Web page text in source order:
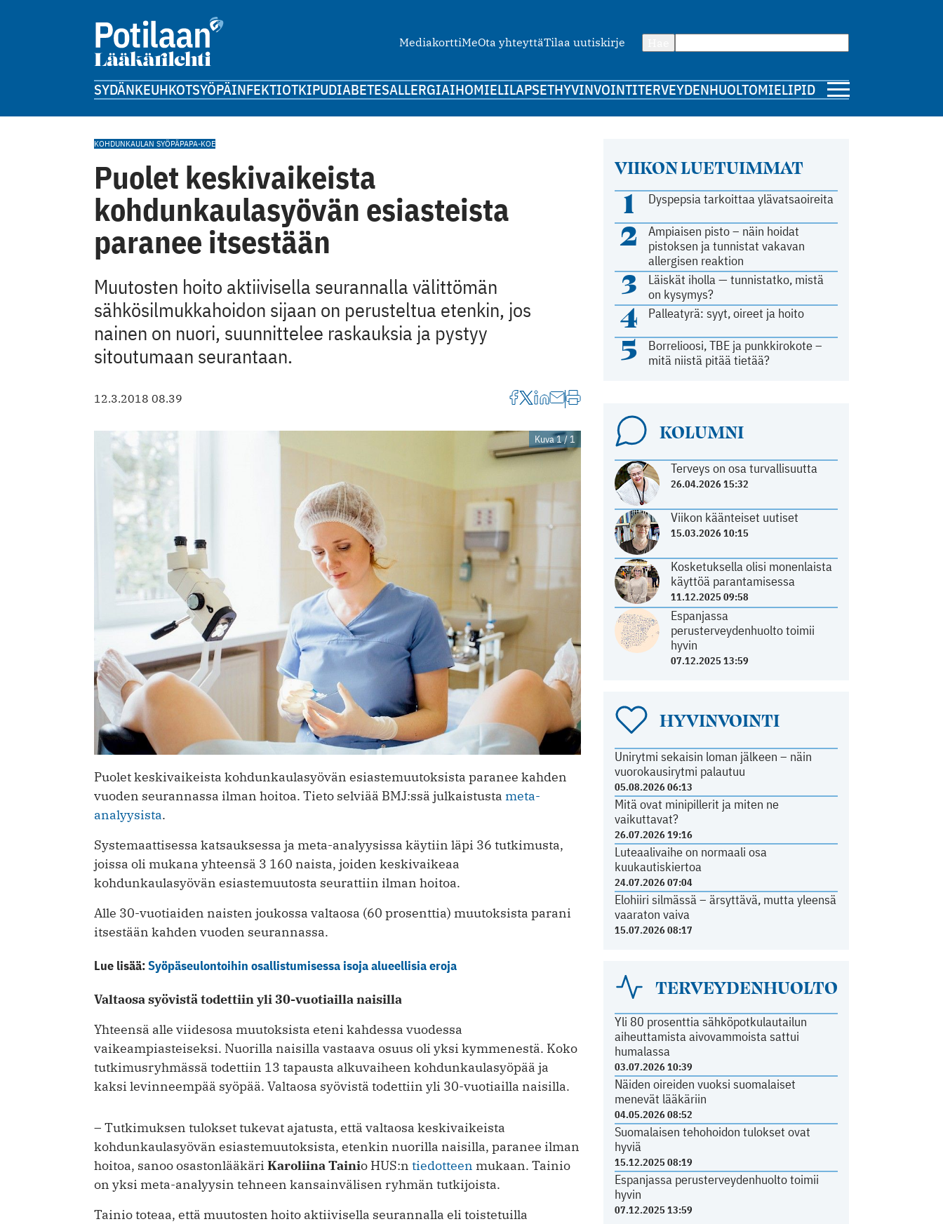
MediakorttiMeOta yhteyttäTilaa uutiskirje
SYDÄNKEUHKOTSYÖPÄINFEKTIOTKIPUDIABETESALLERGIAIHOMIELILAPSETHYVINVOINTITERVEYDENHUOLTOMIELIPIDE
VIIKON LUETUIMMAT
1 Dyspepsia tarkoittaa ylävatsaoireita
2
Ampiaisen pisto – näin hoidat
pistoksen ja tunnistat vakavan
allergisen reaktion
3
Läiskät iholla — tunnistatko, mistä
on kysymys?
4 Palleatyrä: syyt, oireet ja hoito
5
Borrelioosi, TBE ja punkkirokote –
mitä niistä pitää tietää?
KOLUMNI
Terveys on osa turvallisuutta
26.04.2026 15:32
Viikon käänteiset uutiset
15.03.2026 10:15
Kosketuksella olisi monenlaista
käyttöä parantamisessa
11.12.2025 09:58
Espanjassa
perusterveydenhuolto toimii
hyvin
07.12.2025 13:59
HYVINVOINTI
Unirytmi sekaisin loman jälkeen – näin
vuorokausirytmi palautuu
05.08.2026 06:13
Mitä ovat minipillerit ja miten ne
vaikuttavat?
26.07.2026 19:16
Luteaalivaihe on normaali osa
kuukautiskiertoa
24.07.2026 07:04
Elohiiri silmässä – ärsyttävä, mutta yleensä
vaaraton vaiva
15.07.2026 08:17
TERVEYDENHUOLTO
Yli 80 prosenttia sähköpotkulautailun
aiheuttamista aivovammoista sattui
humalassa
03.07.2026 10:39
Näiden oireiden vuoksi suomalaiset
menevät lääkäriin
04.05.2026 08:52
Suomalaisen tehohoidon tulokset ovat
hyviä
15.12.2025 08:19
Espanjassa perusterveydenhuolto toimii
hyvin
07.12.2025 13:59
KOHDUNKAULAN SYÖPÄPAPA-KOE
Puolet keskivaikeista
kohdunkaulasyövän esiasteista
paranee itsestään
Muutosten hoito aktiivisella seurannalla välittömän
sähkösilmukkahoidon sijaan on perusteltua etenkin, jos
nainen on nuori, suunnittelee raskauksia ja pystyy
sitoutumaan seurantaan.
12.3.2018 08.39
Kuva 1 / 1
Puolet keskivaikeista kohdunkaulasyövän esiastemuutoksista paranee kahden
vuoden seurannassa ilman hoitoa. Tieto selviää BMJ:ssä julkaistusta meta-
analyysista.
Systemaattisessa katsauksessa ja meta-analyysissa käytiin läpi 36 tutkimusta,
joissa oli mukana yhteensä 3 160 naista, joiden keskivaikeaa
kohdunkaulasyövän esiastemuutosta seurattiin ilman hoitoa.
Alle 30-vuotiaiden naisten joukossa valtaosa (60 prosenttia) muutoksista parani
itsestään kahden vuoden seurannassa.
Lue lisää:Syöpäseulontoihin osallistumisessa isoja alueellisia eroja
Valtaosa syövistä todettiin yli 30-vuotiailla naisilla
Yhteensä alle viidesosa muutoksista eteni kahdessa vuodessa
vaikeampiasteiseksi. Nuorilla naisilla vastaava osuus oli yksi kymmenestä. Koko
tutkimusryhmässä todettiin 13 tapausta alkuvaiheen kohdunkaulasyöpää ja
kaksi levinneempää syöpää. Valtaosa syövistä todettiin yli 30-vuotiailla naisilla.
– Tutkimuksen tulokset tukevat ajatusta, että valtaosa keskivaikeista
kohdunkaulasyövän esiastemuutoksista, etenkin nuorilla naisilla, paranee ilman
hoitoa, sanoo osastonlääkäri Karoliina Tainio HUS:n tiedotteen mukaan. Tainio
on yksi meta-analyysin tehneen kansainvälisen ryhmän tutkijoista.
Tainio toteaa, että muutosten hoito aktiivisella seurannalla eli toistetuilla